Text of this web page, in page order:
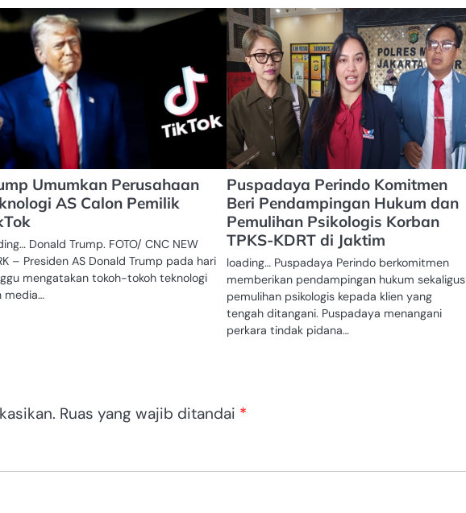
Umumkan Perusahaan
AS Calon Pemilik
Donald Trump. FOTO/ CNC NEW
– Presiden AS Donald Trump pada hari
mengatakan tokoh-tokoh teknologi
media…
Puspadaya Perindo Komitmen
Beri Pendampingan Hukum dan
Pemulihan Psikologis Korban
TPKS-KDRT di Jaktim
loading… Puspadaya Perindo berkomitmen
memberikan pendampingan hukum sekaligus
pemulihan psikologis kepada klien yang
tengah ditangani. Puspadaya menangani
perkara tindak pidana…
Ruas yang wajib ditandai *